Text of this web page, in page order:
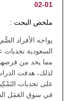
01-02
ملخص البحث :
يواجه الأفراد
السعودية
مما يحد من
لذلك، هدفت
على تحديات
في سوق العَمَل